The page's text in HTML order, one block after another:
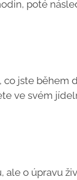
poté
jste během
ve svém
ale o úpravu